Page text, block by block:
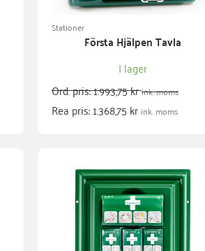
Stationer
Första Hjälpen Tavla
I lager
Ord. pris:1.993,75krink. moms
Rea pris:1.368,75kr ink. moms